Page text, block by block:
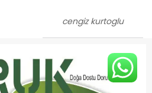
cengiz kurtoglu